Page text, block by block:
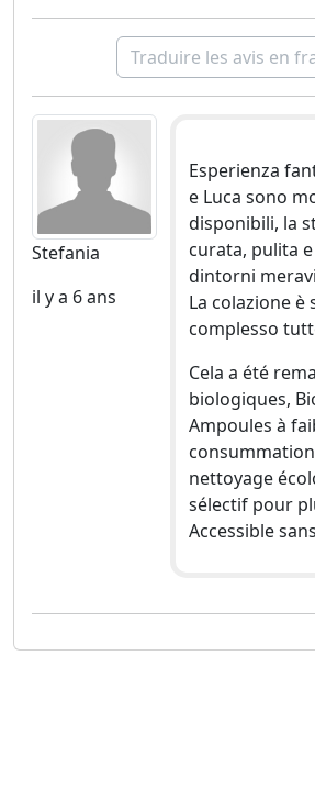
Traduire les avis en
Stefania
il y a 6 ans
Esperienza
e Luca sono
disponibili, la
curata, pulita
dintorni
La colazione è
complesso
Cela a été
biologiques,
Ampoules à
nettoyage
sélectif pour
Accessible